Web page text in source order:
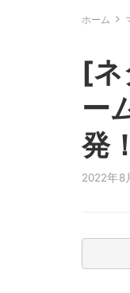
ホーム
[ネ
ー
発！
2022年8